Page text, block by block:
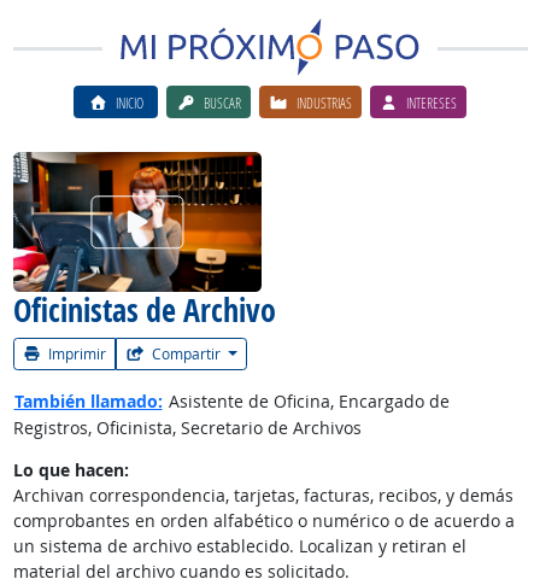
INICIO BUSCAR INDUSTRIAS INTERESES
Oficinistas de Archivo
Imprimir Compartir
Ver el vίdeo de la carrera
También llamado: Asistente de Oficina, Encargado de
Registros, Oficinista, Secretario de Archivos
Lo que hacen:
Archivan correspondencia, tarjetas, facturas, recibos, y demás
comprobantes en orden alfabético o numérico o de acuerdo a
un sistema de archivo establecido. Localizan y retiran el
material del archivo cuando es solicitado.